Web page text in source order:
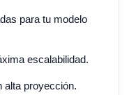
para tu modelo
escalabilidad.
alta proyección.